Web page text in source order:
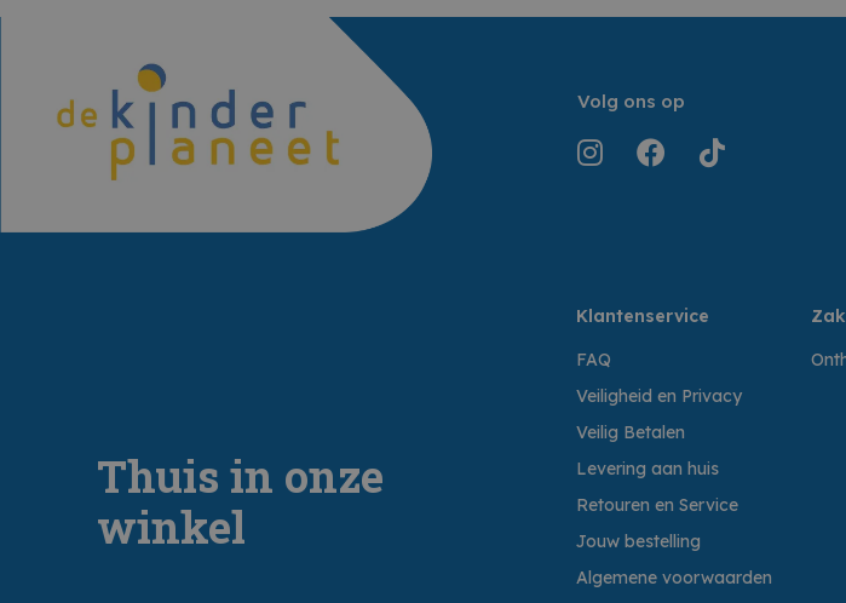
Volg ons op
Thuis in onze
winkel
Klantenservice
FAQ
Veiligheid en Privacy
Veilig Betalen
Levering aan huis
Retouren en Service
Jouw bestelling
Algemene voorwaarden